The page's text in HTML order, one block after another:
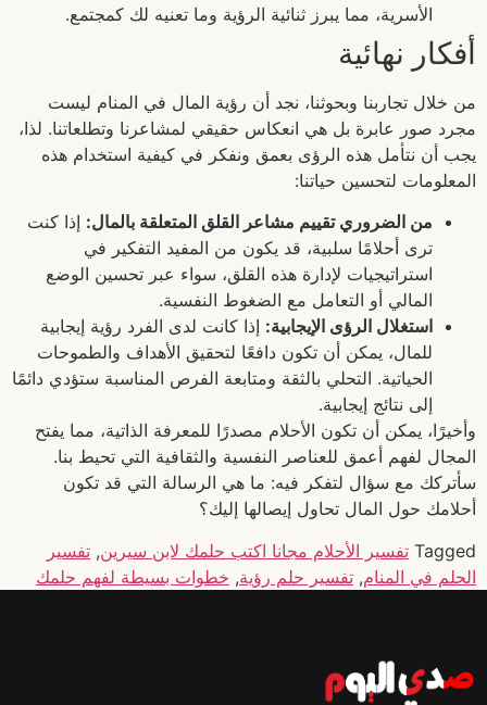
الأسرية، مما يبرز ثنائية الرؤية وما تعنيه لك كمجتمع.
أفكار نهائية
من خلال تجاربنا وبحوثنا، نجد أن رؤية المال في المنام ليست
مجرد صور عابرة بل هي انعكاس حقيقي لمشاعرنا وتطلعاتنا. لذا،
يجب أن نتأمل هذه الرؤى بعمق ونفكر في كيفية استخدام هذه
المعلومات لتحسين حياتنا:
من الضروري تقييم مشاعر القلق المتعلقة بالمال: إذا كنت
ترى أحلامًا سلبية، قد يكون من المفيد التفكير في
استراتيجيات لإدارة هذه القلق، سواء عبر تحسين الوضع
المالي أو التعامل مع الضغوط النفسية.
استغلال الرؤى الإيجابية: إذا كانت لدى الفرد رؤية إيجابية
للمال، يمكن أن تكون دافعًا لتحقيق الأهداف والطموحات
الحياتية. التحلي بالثقة ومتابعة الفرص المناسبة ستؤدي دائمًا
إلى نتائج إيجابية.
وأخيرًا، يمكن أن تكون الأحلام مصدرًا للمعرفة الذاتية، مما يفتح
المجال لفهم أعمق للعناصر النفسية والثقافية التي تحيط بنا.
سأتركك مع سؤال لتفكر فيه: ما هي الرسالة التي قد تكون
أحلامك حول المال تحاول إيصالها إليك؟
Tagged تفسير الأحلام مجانا اكتب حلمك لابن سيرين, تفسير
الحلم في المنام, تفسير حلم رؤية, خطوات بسيطة لفهم حلمك